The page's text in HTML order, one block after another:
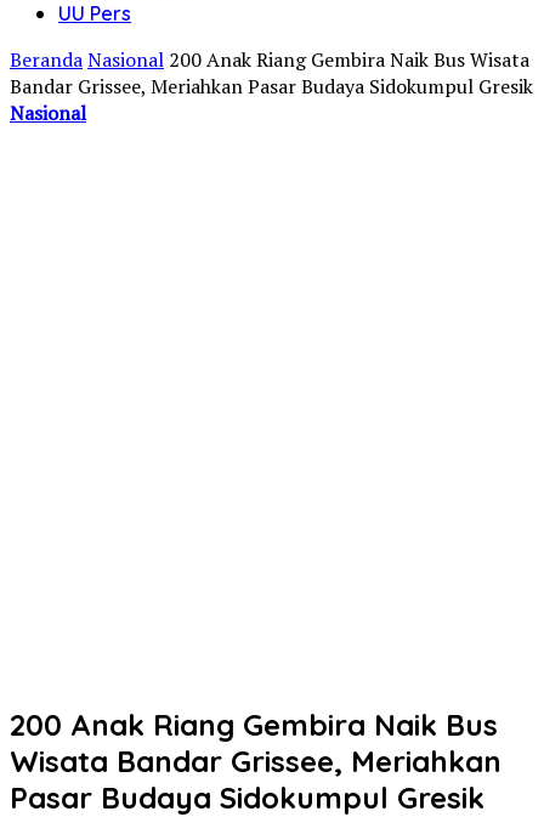
UU Pers
BerandaNasional 200 Anak Riang Gembira Naik Bus Wisata
Bandar Grissee, Meriahkan Pasar Budaya Sidokumpul Gresik
Nasional
200 Anak Riang Gembira Naik Bus
Wisata Bandar Grissee, Meriahkan
Pasar Budaya Sidokumpul Gresik